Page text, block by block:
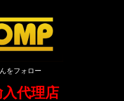
代理店